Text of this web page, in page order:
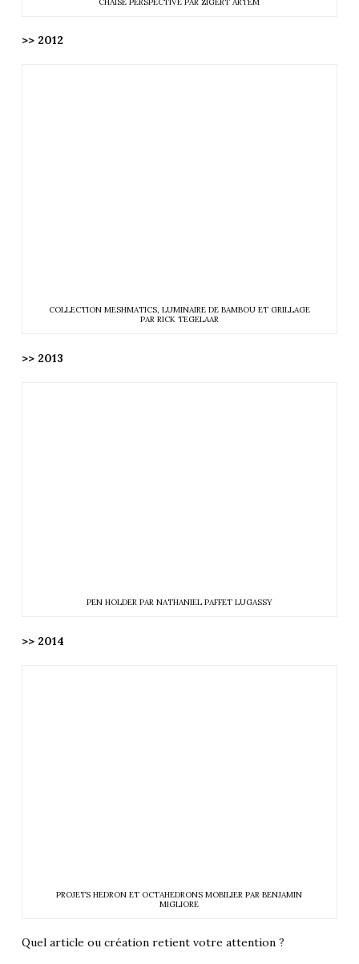
>> 2012
COLLECTION MESHMATICS, LUMINAIRE DE BAMBOU ET GRILLAGE
PAR RICK TEGELAAR
>> 2013
PEN HOLDER PAR NATHANIEL PAFFET LUGASSY
>> 2014
PROJETS HEDRON ET OCTAHEDRONS MOBILIER PAR BENJAMIN
MIGLIORE
Quel article ou création retient votre attention ?